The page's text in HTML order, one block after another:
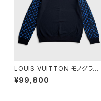
LOUIS VUITTON モノグラム
ミックス カシミア クルーネック
L
¥99,800